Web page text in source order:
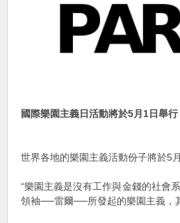
國際樂園主義日活動將於5月1日舉行
世界各地的樂園主義活動份子將於5
“樂園主義是沒有工作與金錢的社會
領袖──雷爾──所發起的樂園主義，